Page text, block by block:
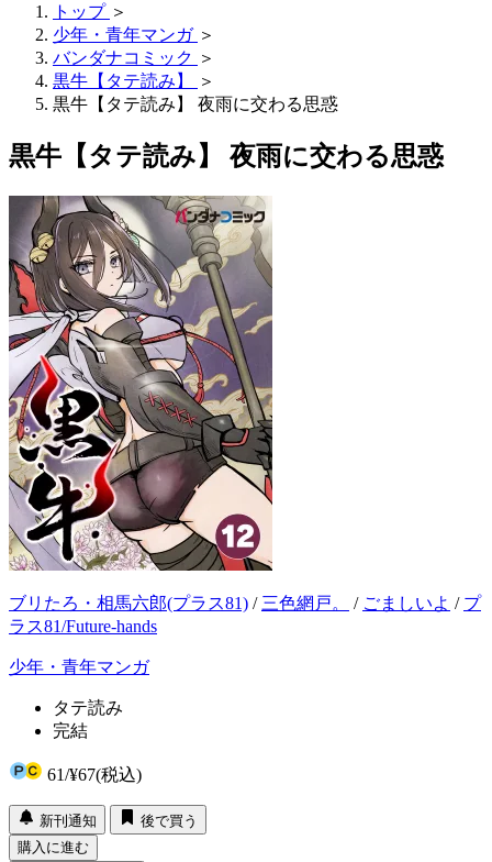
トップ ＞
少年・青年マンガ ＞
バンダナコミック ＞
黒牛【タテ読み】
＞
黒牛【タテ読み】 夜雨に交わる思惑
黒牛【タテ読み】 夜雨に交わる思惑
ブリたろ・相馬六郎(プラス81) / 三色網戸。 / ごましいよ / プ
ラス81/Future-hands
少年・青年マンガ
タテ読み
完結
61/¥67(税込)
新刊通知
後で買う
購入に進む